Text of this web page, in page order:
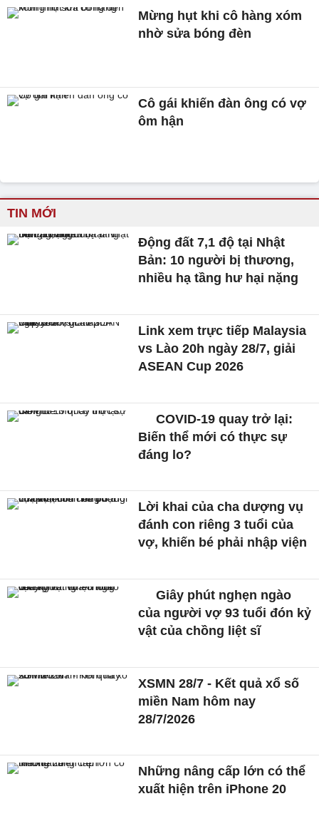
Mừng hụt khi cô hàng xóm
nhờ sửa bóng đèn
Cô gái khiến đàn ông có vợ
ôm hận
TIN MỚI
Động đất 7,1 độ tại Nhật
Bản: 10 người bị thương,
nhiều hạ tầng hư hại nặng
Link xem trực tiếp Malaysia
vs Lào 20h ngày 28/7, giải
ASEAN Cup 2026
COVID-19 quay trở lại:
Biến thể mới có thực sự
đáng lo?
Lời khai của cha dượng vụ
đánh con riêng 3 tuổi của
vợ, khiến bé phải nhập viện
Giây phút nghẹn ngào
của người vợ 93 tuổi đón kỷ
vật của chồng liệt sĩ
XSMN 28/7 - Kết quả xổ số
miền Nam hôm nay
28/7/2026
Những nâng cấp lớn có thể
xuất hiện trên iPhone 20